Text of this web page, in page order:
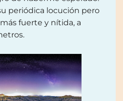
periódica locución pero
fuerte y nítida, a